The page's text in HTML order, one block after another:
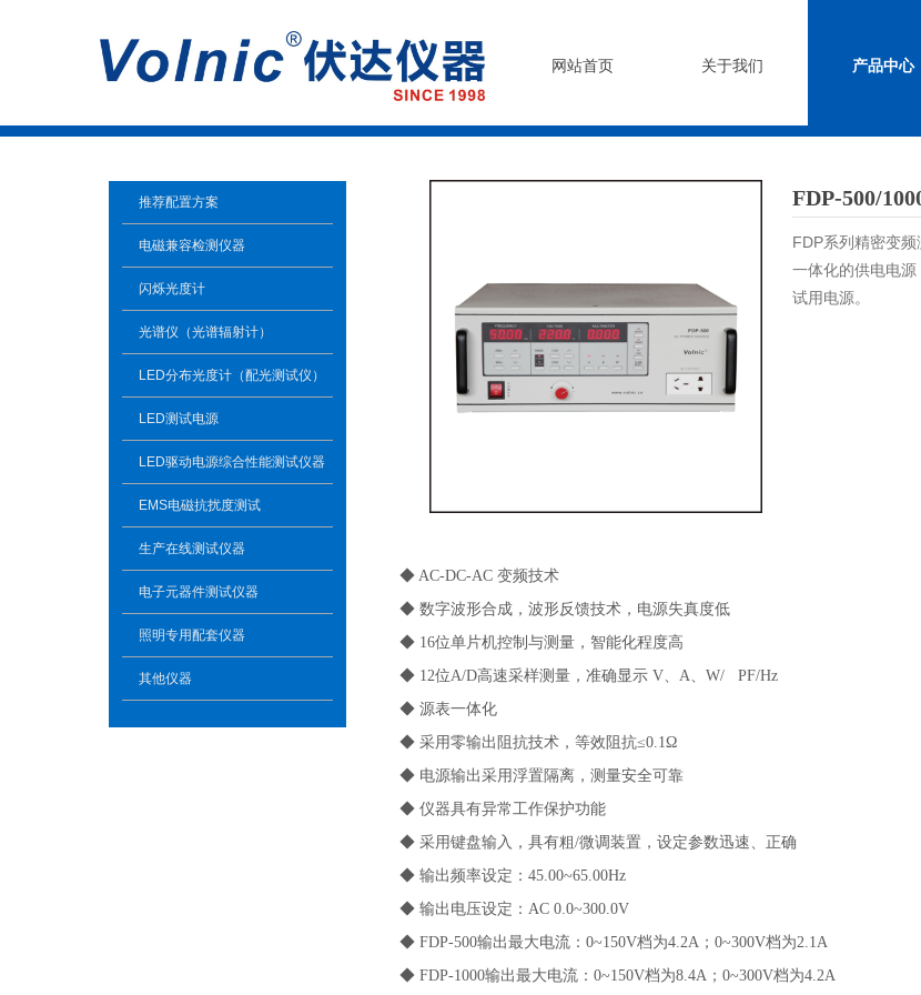
网站首页 关于我们 产品中心
FDP-500/
FDP系列精密变
一体化的供电电
试用电源。
◆ AC-DC-AC 变频技术
◆ 数字波形合成，波形反馈技术，电源失真度低
◆ 16位单片机控制与测量，智能化程度高
◆ 12位A/D高速采样测量，准确显示 V、A、W/ PF/Hz
◆ 源表一体化
◆ 采用零输出阻抗技术，等效阻抗≤0.1Ω
◆ 电源输出采用浮置隔离，测量安全可靠
◆ 仪器具有异常工作保护功能
◆ 采用键盘输入，具有粗/微调装置，设定参数迅速、正确
◆ 输出频率设定：45.00~65.00Hz
◆ 输出电压设定：AC 0.0~300.0V
◆ FDP-500输出最大电流：0~150V档为4.2A；0~300V档为2.1A
◆ FDP-1000输出最大电流：0~150V档为8.4A；0~300V档为4.2A
推荐配置方案
电磁兼容检测仪器
闪烁光度计
光谱仪（光谱辐射计）
LED分布光度计（配光测试仪）
LED测试电源
LED驱动电源综合性能测试仪器
EMS电磁抗扰度测试
生产在线测试仪器
电子元器件测试仪器
照明专用配套仪器
其他仪器